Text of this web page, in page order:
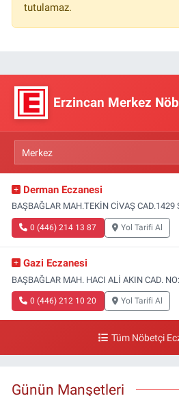
tutulamaz.
Erzincan Merkez
Derman Eczanesi
BAŞBAĞLAR MAH.TEKİN CİVAŞ CAD.1429
0 (446) 214 13 87 Yol Tarifi Al
Gazi Eczanesi
BAŞBAĞLAR MAH. HACI ALİ AKIN CAD.
0 (446) 212 10 20 Yol Tarifi Al
Tüm Nöbetçi
Günün Manşetleri